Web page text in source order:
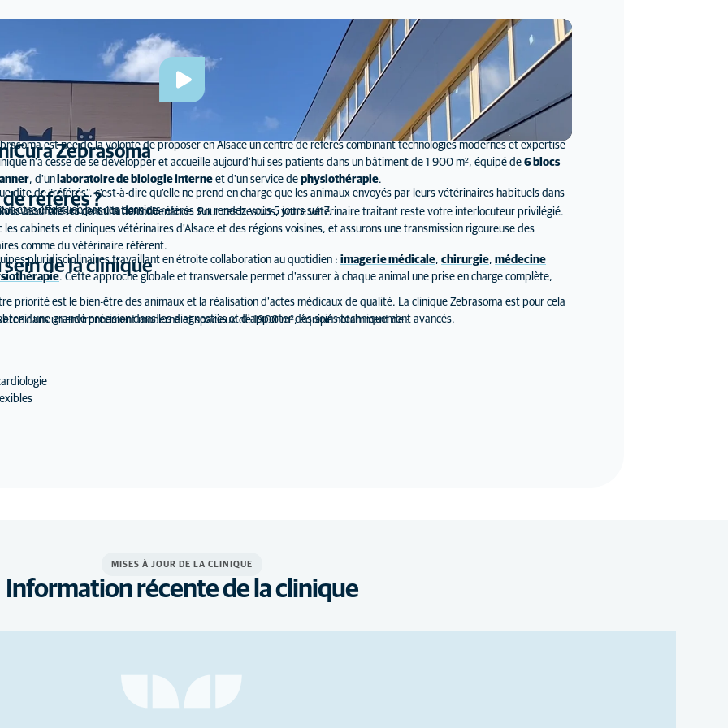
AniCura Zebrasoma
Zebrasoma
est née de la volonté de proposer en Alsace un centre de référés combinant technologies modernes et expertise
n'a cessé de se développer et accueille aujourd'hui ses patients dans un bâtiment de 1 900 m², équipé de 6 blocs
, d'un laboratoire de biologie interne et d'un service de physiothérapie.
référés ?
dite de "référés", c'est-à-dire qu'elle ne prend en charge que les animaux envoyés par leurs vétérinaires habituels dans
être effectuée par ces derniers.
assurons les consultations de référés sur rendez-vous 5 jours sur 7.
vaccinales ni de soins de convenance. Pour ces besoins, votre vétérinaire traitant reste votre interlocuteur privilégié.
cabinets et cliniques vétérinaires d'Alsace et des régions voisines, et assurons une transmission rigoureuse des
comme du vétérinaire référent.
de la clinique
pluridisciplinaires travaillant en étroite collaboration au quotidien : imagerie médicale, chirurgie, médecine
. Cette approche globale et transversale permet d'assurer à chaque animal une prise en charge complète,
priorité est le bien-être des animaux et la réalisation d'actes médicaux de qualité. La clinique Zebrasoma est pour cela
une grande précision dans les diagnostics et d'apporter des soins techniquement avancés.
dans un environnement moderne et spacieux de 1900 m², équipé notamment de :
MISES À JOUR DE LA CLINIQUE
Information récente de la clinique